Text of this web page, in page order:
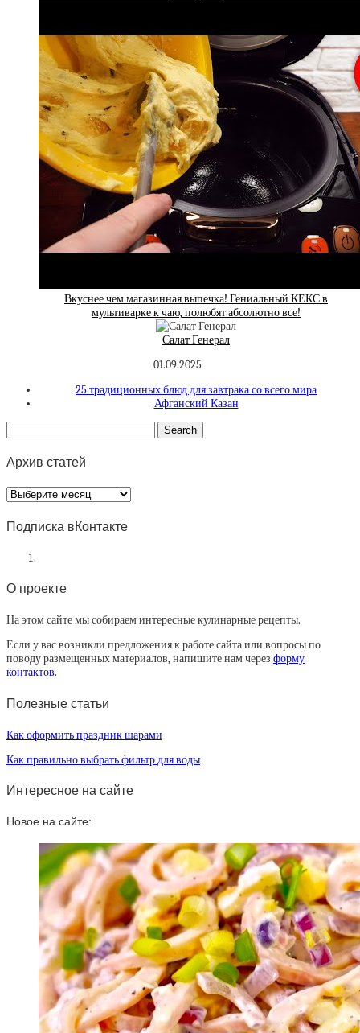
Вкуснее чем магазинная выпечка! Гениальный КЕКС в
мультиварке к чаю, полюбят абсолютно все!
Салат Генерал
01.09.2025
25 традиционных блюд для завтрака со всего мира
Афганский Казан
Архив статей
Архив
статей
Подписка вКонтакте
О проекте
На этом сайте мы собираем интересные кулинарные рецепты.
Если у вас возникли предложения к работе сайта или вопросы по
поводу размещенных материалов, напишите нам через форму
контактов.
Полезные статьи
Как оформить праздник шарами
Как правильно выбрать фильтр для воды
Интересное на сайте
Новое на сайте: